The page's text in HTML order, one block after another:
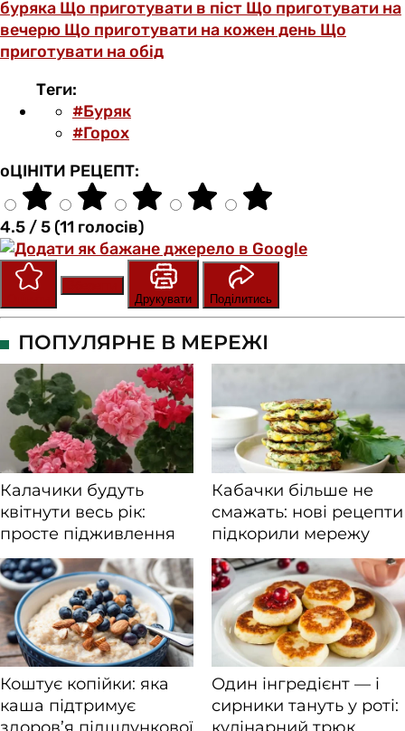
буряка Що приготувати в піст Що приготувати на
вечерю Що приготувати на кожен день Що
приготувати на обід
Теги:
#Буряк
#Горох
оЦІНІТИ РЕЦЕПТ:
4.5 / 5 (11 голосів)
Друкувати
Поділитись